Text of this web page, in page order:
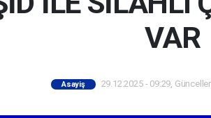
VAR
Asayiş 29.12.2025 - 09:29,